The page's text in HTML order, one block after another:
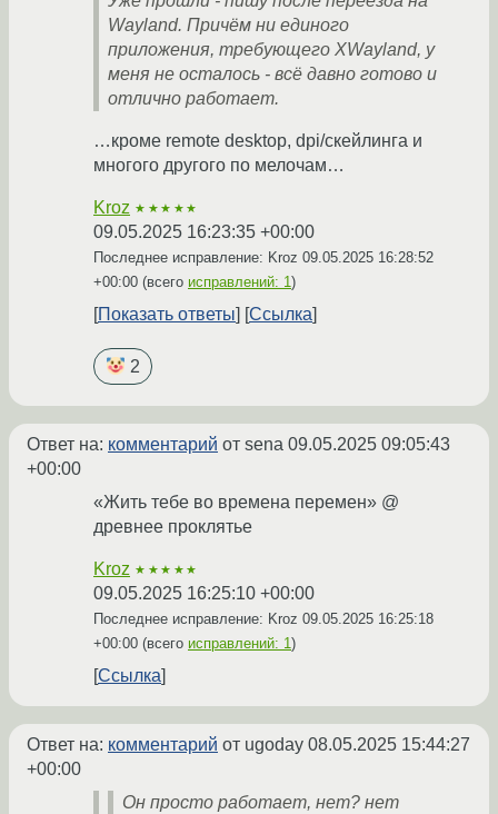
Wayland. Причём ни единого
приложения, требующего XWayland, у
меня не осталось - всё давно готово и
отлично работает.
…кроме remote desktop, dpi/скейлинга и
многого другого по мелочам…
Kroz ★★★★★
09.05.2025 16:23:35 +00:00
Последнее исправление: Kroz 09.05.2025 16:28:52
+00:00 (всего исправлений: 1)
Показать ответы Ссылка
2
Ответ на: комментарий от sena 09.05.2025 09:05:43
+00:00
«Жить тебе во времена перемен» @
древнее проклятье
Kroz ★★★★★
09.05.2025 16:25:10 +00:00
Последнее исправление: Kroz 09.05.2025 16:25:18
+00:00 (всего исправлений: 1)
Ссылка
Ответ на: комментарий от ugoday 08.05.2025 15:44:27
+00:00
Он просто работает, нет? нет